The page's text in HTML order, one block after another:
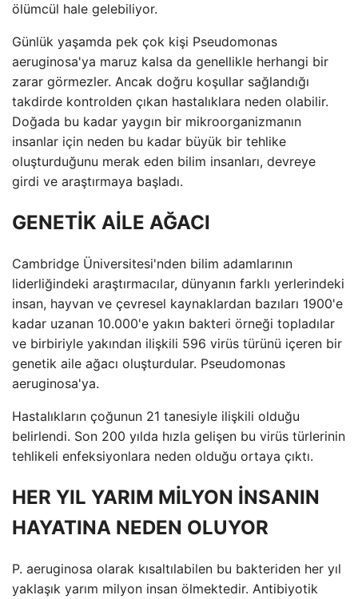
ölümcül hale gelebiliyor.
Günlük yaşamda pek çok kişi Pseudomonas
aeruginosa'ya maruz kalsa da genellikle herhangi bir
zarar görmezler. Ancak doğru koşullar sağlandığı
takdirde kontrolden çıkan hastalıklara neden olabilir.
Doğada bu kadar yaygın bir mikroorganizmanın
insanlar için neden bu kadar büyük bir tehlike
oluşturduğunu merak eden bilim insanları, devreye
girdi ve araştırmaya başladı.
GENETİK AİLE AĞACI
Cambridge Üniversitesi'nden bilim adamlarının
liderliğindeki araştırmacılar, dünyanın farklı yerlerindeki
insan, hayvan ve çevresel kaynaklardan bazıları 1900'e
kadar uzanan 10.000'e yakın bakteri örneği topladılar
ve birbiriyle yakından ilişkili 596 virüs türünü içeren bir
genetik aile ağacı oluşturdular. Pseudomonas
aeruginosa'ya.
Hastalıkların çoğunun 21 tanesiyle ilişkili olduğu
belirlendi. Son 200 yılda hızla gelişen bu virüs türlerinin
tehlikeli enfeksiyonlara neden olduğu ortaya çıktı.
HER YIL YARIM MİLYON İNSANIN
HAYATINA NEDEN OLUYOR
P. aeruginosa olarak kısaltılabilen bu bakteriden her yıl
yaklaşık yarım milyon insan ölmektedir. Antibiyotik